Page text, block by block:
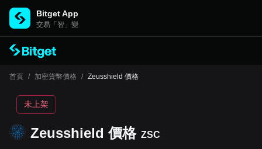
Bitget App
交易「智」變
首頁 / 加密貨幣價格 / Zeusshield 價格
Zeusshield 價格 ZSC
未上架